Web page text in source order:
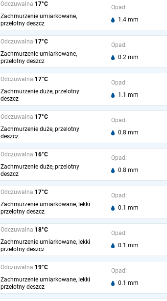
Odczuwalna 17°C
Zachmurzenie umiarkowane,
przelotny deszcz
Opad:
1.4 mm
Odczuwalna 17°C
Zachmurzenie umiarkowane,
przelotny deszcz
Opad:
0.2 mm
Odczuwalna 17°C
Zachmurzenie duże, przelotny
deszcz
Opad:
1.1 mm
Odczuwalna 17°C
Zachmurzenie duże, przelotny
deszcz
Opad:
0.8 mm
Odczuwalna 16°C
Zachmurzenie duże, przelotny
deszcz
Opad:
0.8 mm
Odczuwalna 17°C
Zachmurzenie umiarkowane, lekki
przelotny deszcz
Opad:
0.1 mm
Odczuwalna 18°C
Zachmurzenie umiarkowane, lekki
przelotny deszcz
Opad:
0.1 mm
Odczuwalna 19°C
Zachmurzenie umiarkowane, lekki
przelotny deszcz
Opad:
0.1 mm